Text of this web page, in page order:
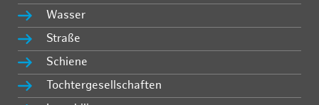
Wasser
Straße
Schiene
Tochtergesellschaften